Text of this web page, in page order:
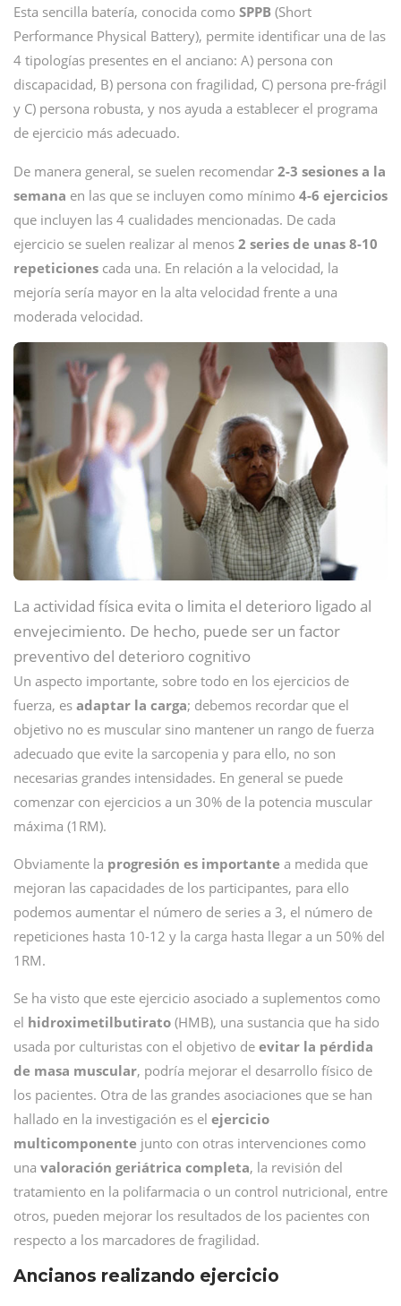
Esta sencilla batería, conocida como SPPB (Short
Performance Physical Battery), permite identificar una de las
4 tipologías presentes en el anciano: A) persona con
discapacidad, B) persona con fragilidad, C) persona pre-frágil
y C) persona robusta, y nos ayuda a establecer el programa
de ejercicio más adecuado.
De manera general, se suelen recomendar 2-3 sesiones a la
semana en las que se incluyen como mínimo 4-6 ejercicios
que incluyen las 4 cualidades mencionadas. De cada
ejercicio se suelen realizar al menos 2 series de unas 8-10
repeticiones cada una. En relación a la velocidad, la
mejoría sería mayor en la alta velocidad frente a una
moderada velocidad.
La actividad física evita o limita el deterioro ligado al
envejecimiento. De hecho, puede ser un factor
preventivo del deterioro cognitivo
Un aspecto importante, sobre todo en los ejercicios de
fuerza, es adaptar la carga; debemos recordar que el
objetivo no es muscular sino mantener un rango de fuerza
adecuado que evite la sarcopenia y para ello, no son
necesarias grandes intensidades. En general se puede
comenzar con ejercicios a un 30% de la potencia muscular
máxima (1RM).
Obviamente la progresión es importante a medida que
mejoran las capacidades de los participantes, para ello
podemos aumentar el número de series a 3, el número de
repeticiones hasta 10-12 y la carga hasta llegar a un 50% del
1RM.
Se ha visto que este ejercicio asociado a suplementos como
el hidroximetilbutirato (HMB), una sustancia que ha sido
usada por culturistas con el objetivo de evitar la pérdida
de masa muscular, podría mejorar el desarrollo físico de
los pacientes. Otra de las grandes asociaciones que se han
hallado en la investigación es el ejercicio
multicomponente junto con otras intervenciones como
una valoración geriátrica completa, la revisión del
tratamiento en la polifarmacia o un control nutricional, entre
otros, pueden mejorar los resultados de los pacientes con
respecto a los marcadores de fragilidad.
Ancianos realizando ejercicio